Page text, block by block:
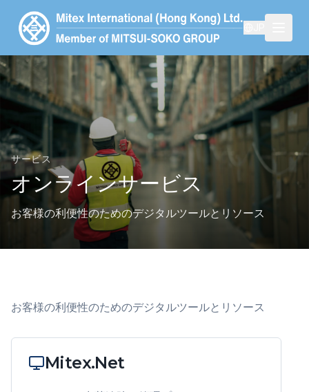
サービス
オンラインサービス
お客様の利便性のためのデジタルツールとリソース
お客様の利便性のためのデジタルツールとリソース
Mitex.Net